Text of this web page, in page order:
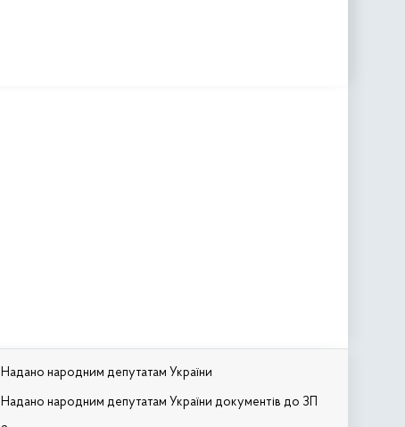
Надано народним депутатам України
Надано народним депутатам України документів до ЗП